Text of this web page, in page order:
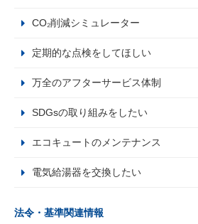
CO₂削減シミュレーター
定期的な点検をしてほしい
万全のアフターサービス体制
SDGsの取り組みをしたい
エコキュートのメンテナンス
電気給湯器を交換したい
法令・基準関連情報